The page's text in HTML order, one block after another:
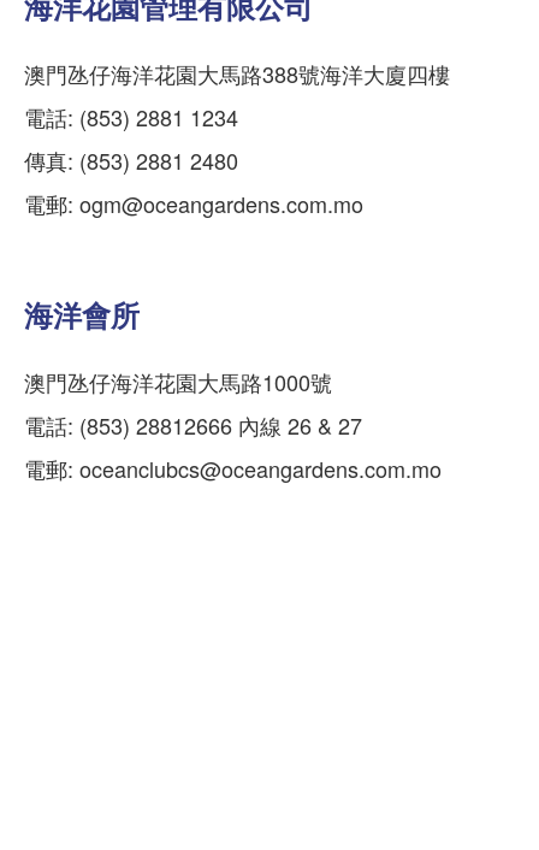
澳門氹仔海洋花園大馬路388號海洋大廈四樓
電話: (853) 2881 1234
傳真: (853) 2881 2480
電郵: ogm@oceangardens.com.mo
海洋會所
澳門氹仔海洋花園大馬路1000號
電話: (853) 28812666 內線 26 & 27
電郵: oceanclubcs@oceangardens.com.mo